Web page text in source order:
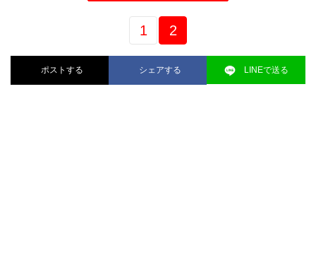
1 2
ポストする シェアする LINEで送る